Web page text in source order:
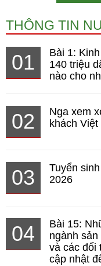
THÔNG TIN
01
Bài 1:
140 triệu
nào cho
02
Nga xem
khách Việt
03
Tuyển
2026
04
Bài 15:
ngành
và các đối
cập nhật